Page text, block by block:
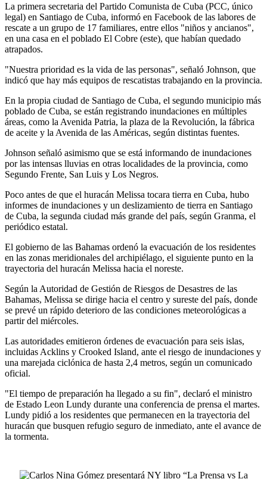
La primera secretaria del Partido Comunista de Cuba (PCC, único
legal) en Santiago de Cuba, informó en Facebook de las labores de
rescate a un grupo de 17 familiares, entre ellos "niños y ancianos",
en una casa en el poblado El Cobre (este), que habían quedado
atrapados.
"Nuestra prioridad es la vida de las personas", señaló Johnson, que
indicó que hay más equipos de rescatistas trabajando en la provincia.
En la propia ciudad de Santiago de Cuba, el segundo municipio más
poblado de Cuba, se están registrando inundaciones en múltiples
áreas, como la Avenida Patria, la plaza de la Revolución, la fábrica
de aceite y la Avenida de las Américas, según distintas fuentes.
Johnson señaló asimismo que se está informando de inundaciones
por las intensas lluvias en otras localidades de la provincia, como
Segundo Frente, San Luis y Los Negros.
Poco antes de que el huracán Melissa tocara tierra en Cuba, hubo
informes de inundaciones y un deslizamiento de tierra en Santiago
de Cuba, la segunda ciudad más grande del país, según Granma, el
periódico estatal.
El gobierno de las Bahamas ordenó la evacuación de los residentes
en las zonas meridionales del archipiélago, el siguiente punto en la
trayectoria del huracán Melissa hacia el noreste.
Según la Autoridad de Gestión de Riesgos de Desastres de las
Bahamas, Melissa se dirige hacia el centro y sureste del país, donde
se prevé un rápido deterioro de las condiciones meteorológicas a
partir del miércoles.
Las autoridades emitieron órdenes de evacuación para seis islas,
incluidas Acklins y Crooked Island, ante el riesgo de inundaciones y
una marejada ciclónica de hasta 2,4 metros, según un comunicado
oficial.
"El tiempo de preparación ha llegado a su fin", declaró el ministro
de Estado Leon Lundy durante una conferencia de prensa el martes.
Lundy pidió a los residentes que permanecen en la trayectoria del
huracán que busquen refugio seguro de inmediato, ante el avance de
la tormenta.